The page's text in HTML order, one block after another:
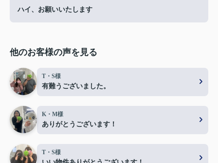
ハイ、お願いいたします
他のお客様の声を見る
T・S様
有難うございました。
K・M様
ありがとうございます！
T・S様